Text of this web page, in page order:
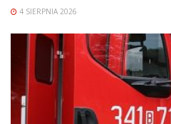
4 SIERPNIA 2026